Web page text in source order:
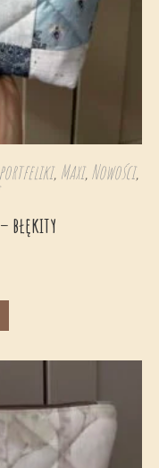
, Maxi,Nowości,
błękity